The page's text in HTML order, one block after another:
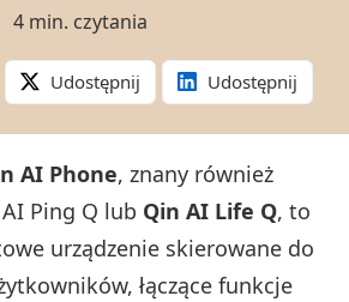
4 min. czytania
Udostępnij Udostępnij
AI Phone, znany również
Ping Q lub Qin AI Life Q, to
urządzenie skierowane do
łączące funkcje